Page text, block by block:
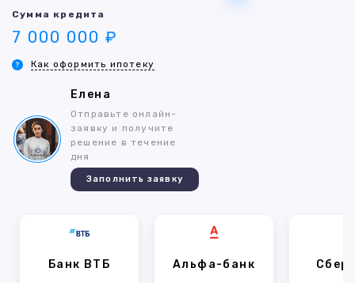
Сумма кредита
7 000 000 ₽
Как оформить ипотеку
Елена
Отправьте онлайн-
заявку и получите
решение в течение
дня
Заполнить заявку
Банк ВТБ Альфа-банк